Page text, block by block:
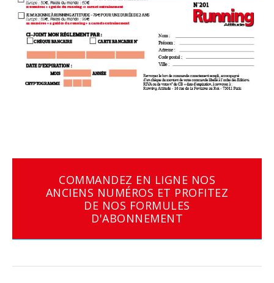
COMMANDEZ EN LIGNE NOS
ANCIENS NUMÉROS ET PROFITEZ
DE NOS FORMULES
D'ABONNEMENT